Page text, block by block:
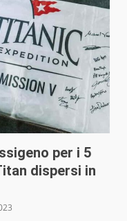
per i 5
dispersi in